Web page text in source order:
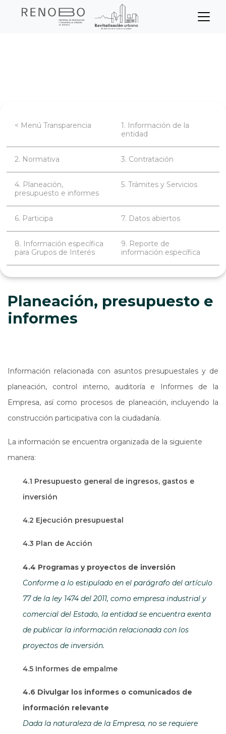
Sitio Web Empresa de
Transparencia
< Menú Transparencia
1. Información de la
entidad
2. Normativa 3. Contratación
4. Planeación,
presupuesto e informes
5. Trámites y Servicios
6. Participa 7. Datos abiertos
8. Información específica
para Grupos de Interés
9. Reporte de
información específica
Planeación, presupuesto e
informes
Información relacionada con asuntos presupuestales y de
planeación, control interno, auditoría e Informes de la
Empresa, así como procesos de planeación, incluyendo la
construcción participativa con la ciudadanía.
La información se encuentra organizada de la siguiente
manera:
4.1 Presupuesto general de ingresos, gastos e
inversión
4.2 Ejecución presupuestal
4.3 Plan de Acción
4.4 Programas y proyectos de inversión
Conforme a lo estipulado en el parágrafo del artículo
77 de la ley 1474 del 2011, como empresa industrial y
comercial del Estado, la entidad se encuentra exenta
de publicar la información relacionada con los
proyectos de inversión.
4.5 Informes de empalme
4.6 Divulgar los informes o comunicados de
información relevante
Dada la naturaleza de la Empresa, no se requiere